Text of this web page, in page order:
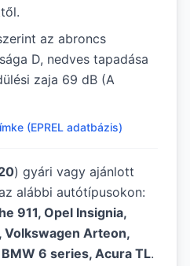
az abroncs
D, nedves tapadása
zaja 69 dB (A
(EPREL adatbázis)
) gyári vagy ajánlott
alábbi autótípusokon:
911, Opel Insignia,
Volkswagen Arteon,
6 series, Acura TL.